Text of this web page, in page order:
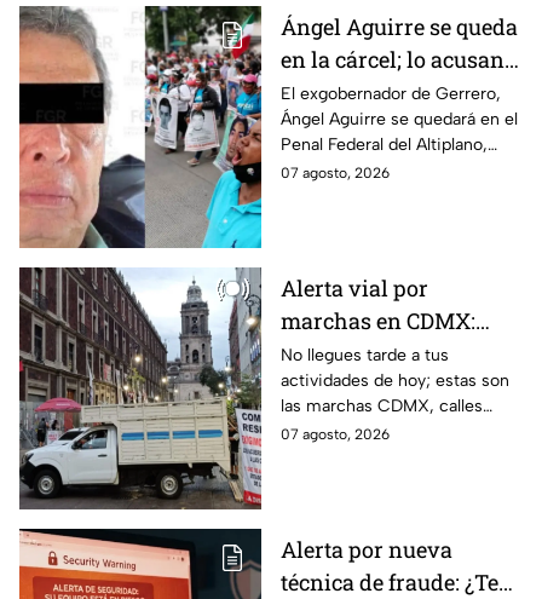
Ángel Aguirre se queda
en la cárcel; lo acusan
de destruir
información del caso
Ayotzinapa
El exgobernador de Gerrero,
Ángel Aguirre se quedará en el
Penal Federal del Altiplano,
luego de que fue detenido ayer
07 agosto, 2026
Alerta vial por
marchas en CDMX:
Manifestantes retiran
bloqueo en Canela y Eje
3 Sur, colonia Granjas
México
No llegues tarde a tus
actividades de hoy; estas son
las marchas CDMX, calles
cerradas y bloqueos que
07 agosto, 2026
Alerta por nueva
técnica de fraude: ¿Te